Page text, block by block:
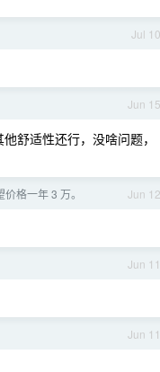
Jul 10
Jun 15
舒适性还行，没啥问题，
Jun 12
格一年 3 万。
Jun 11
Jun 11